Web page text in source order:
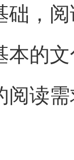
阅
文
阅读